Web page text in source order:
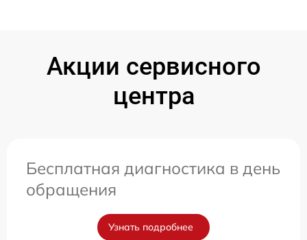
Акции сервисного
центра
Бесплатная диагностика в день
обращения
Узнать подробнее